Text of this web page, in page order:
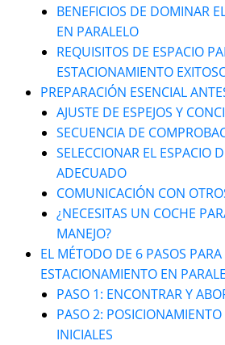
BENEFICIOS DE DOMINAR
EN PARALELO
REQUISITOS DE ESPACIO
ESTACIONAMIENTO
PREPARACIÓN ESENCIAL
AJUSTE DE ESPEJOS Y
SECUENCIA DE
SELECCIONAR EL ESPACIO
ADECUADO
COMUNICACIÓN CON
¿NECESITAS UN COCHE
MANEJO?
EL MÉTODO DE 6 PASOS
ESTACIONAMIENTO EN
PASO 1: ENCONTRAR Y
PASO 2:
INICIALES